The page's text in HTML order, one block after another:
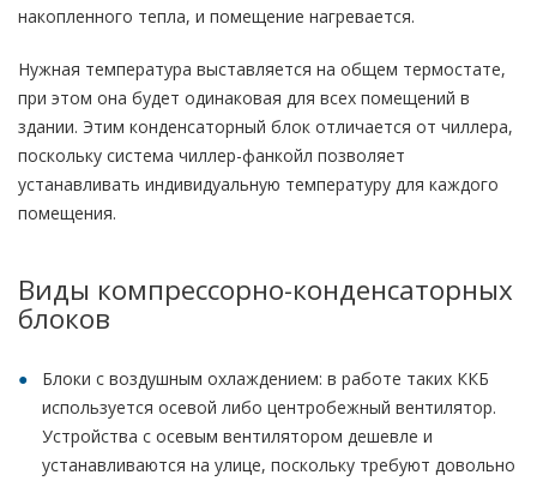
накопленного тепла, и помещение нагревается.
Нужная температура выставляется на общем термостате,
при этом она будет одинаковая для всех помещений в
здании. Этим конденсаторный блок отличается от чиллера,
поскольку система чиллер-фанкойл позволяет
устанавливать индивидуальную температуру для каждого
помещения.
Виды компрессорно-конденсаторных
блоков
Блоки с воздушным охлаждением: в работе таких ККБ
используется осевой либо центробежный вентилятор.
Устройства с осевым вентилятором дешевле и
устанавливаются на улице, поскольку требуют довольно